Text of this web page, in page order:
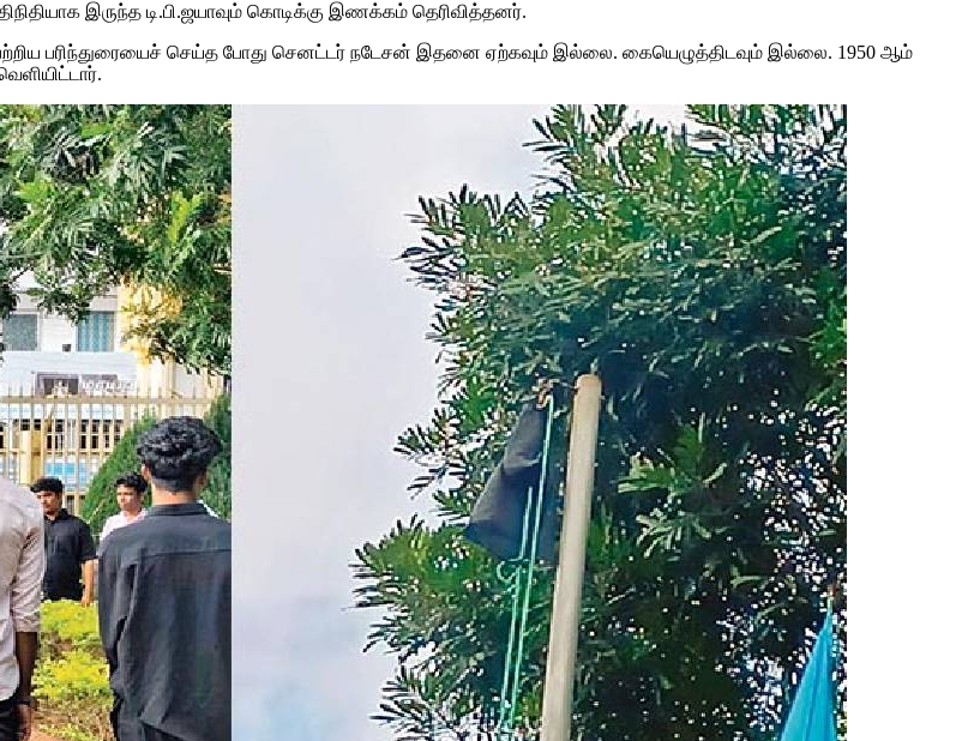
இருந்த டி.பி.ஜயாவும் கொடிக்கு இணக்கம் தெரிவித்தனர்.
பரிந்துரையைச் செய்த போது செனட்டர் நடேசன் இதனை ஏற்கவும் இல்லை. கையெழுத்திடவும் இல்லை. 1950 ஆம்